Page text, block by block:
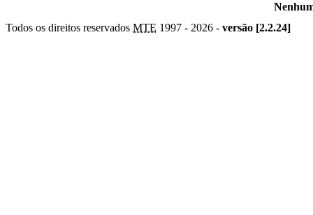
Todos os direitos reservados MTE 1997 - 2026 - versão [2.2.24]